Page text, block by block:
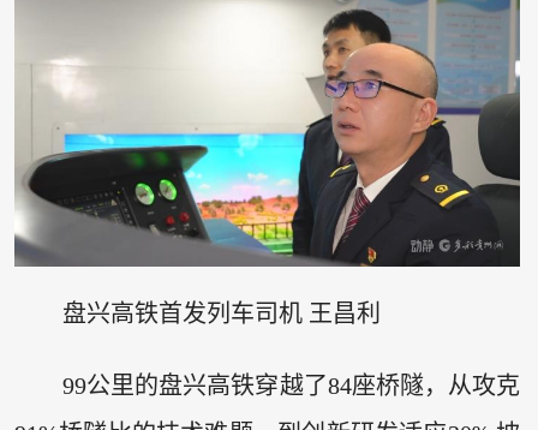
盘兴高铁首发列车司机 王昌利
99公里的盘兴高铁穿越了84座桥隧，从攻克